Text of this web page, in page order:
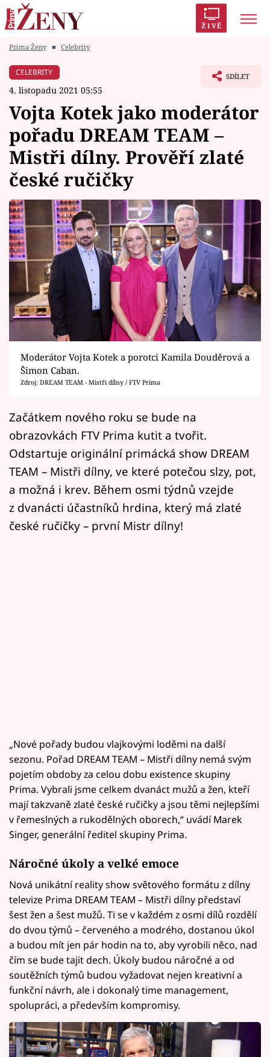
ŽIVĚ
Módní alarm
Témata
Celebrity
Vztahy
Seriály
Horoskopy
Sledujte prima+
Filmový festival Karlovy Vary
Pořady
Mámy sobě
Přihlášení
Sledujte nás
Prima Ženy ■ Celebrity
CELEBRITY
4. listopadu 2021 05:55
SDÍLET
Vojta Kotek jako moderátor
pořadu DREAM TEAM –
Mistři dílny. Prověří zlaté
české ručičky
Moderátor Vojta Kotek a porotci Kamila Douděrová a
Šimon Caban.
Zdroj: DREAM TEAM - Mistři dílny / FTV Prima
Začátkem nového roku se bude na
obrazovkách FTV Prima kutit a tvořit.
Odstartuje originální primácká show DREAM
TEAM – Mistři dílny, ve které potečou slzy, pot,
a možná i krev. Během osmi týdnů vzejde
z dvanácti účastníků hrdina, který má zlaté
české ručičky – první Mistr dílny!
„Nové pořady budou vlajkovými loděmi na další
sezonu. Pořad DREAM TEAM – Mistři dílny nemá svým
pojetím obdoby za celou dobu existence skupiny
Prima. Vybrali jsme celkem dvanáct mužů a žen, kteří
mají takzvaně zlaté české ručičky a jsou těmi nejlepšími
v řemeslných a rukodělných oborech,“ uvádí Marek
Singer, generální ředitel skupiny Prima.
Náročné úkoly a velké emoce
Nová unikátní reality show světového formátu z dílny
televize Prima DREAM TEAM – Mistři dílny představí
šest žen a šest mužů. Ti se v každém z osmi dílů rozdělí
do dvou týmů – červeného a modrého, dostanou úkol
a budou mít jen pár hodin na to, aby vyrobili něco, nad
čím se bude tajit dech. Úkoly budou náročné a od
soutěžních týmů budou vyžadovat nejen kreativní a
funkční návrh, ale i dokonalý time management,
spolupráci, a především kompromisy.